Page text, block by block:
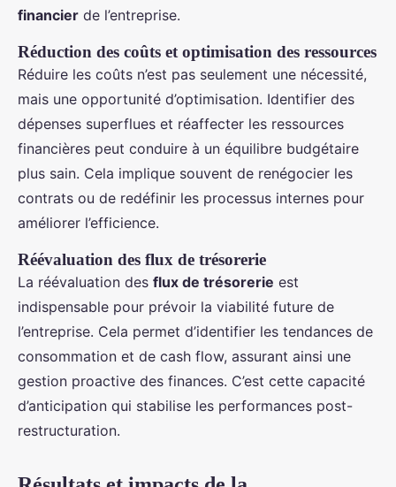
financier de l’entreprise.
Réduction des coûts et optimisation des ressources
Réduire les coûts n’est pas seulement une nécessité,
mais une opportunité d’optimisation. Identifier des
dépenses superflues et réaffecter les ressources
financières peut conduire à un équilibre budgétaire
plus sain. Cela implique souvent de renégocier les
contrats ou de redéfinir les processus internes pour
améliorer l’efficience.
Réévaluation des flux de trésorerie
La réévaluation des flux de trésorerie est
indispensable pour prévoir la viabilité future de
l’entreprise. Cela permet d’identifier les tendances de
consommation et de cash flow, assurant ainsi une
gestion proactive des finances. C’est cette capacité
d’anticipation qui stabilise les performances post-
restructuration.